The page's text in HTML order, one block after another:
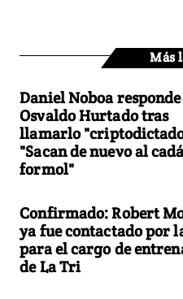
Más
Daniel Noboa
Osvaldo Hurtado tras
llamarlo
"Sacan de nuevo al
formol"
Confirmado: Robert
ya fue contactado por
para el cargo de
de La Tri